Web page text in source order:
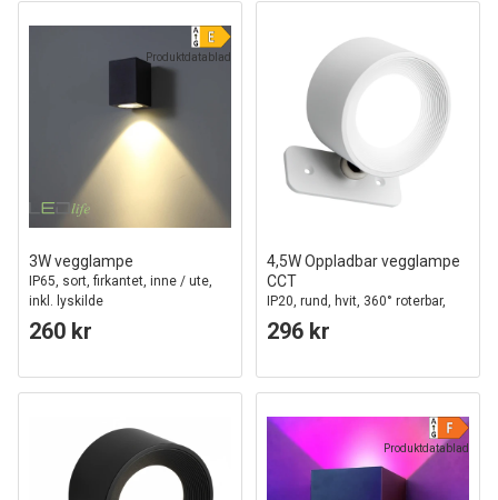
Produktdatablad
3W vegglampe
IP65, sort, firkantet, inne / ute,
inkl. lyskilde
260 kr
4,5W Oppladbar vegglampe
CCT
IP20, rund, hvit, 360° roterbar,
inkl. lyskilde og fjernkontroll
296 kr
Produktdatablad